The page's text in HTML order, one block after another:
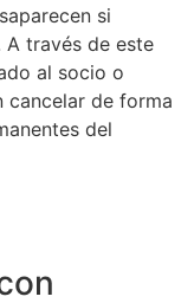
si
través de este
al socio o
cancelar de forma
del